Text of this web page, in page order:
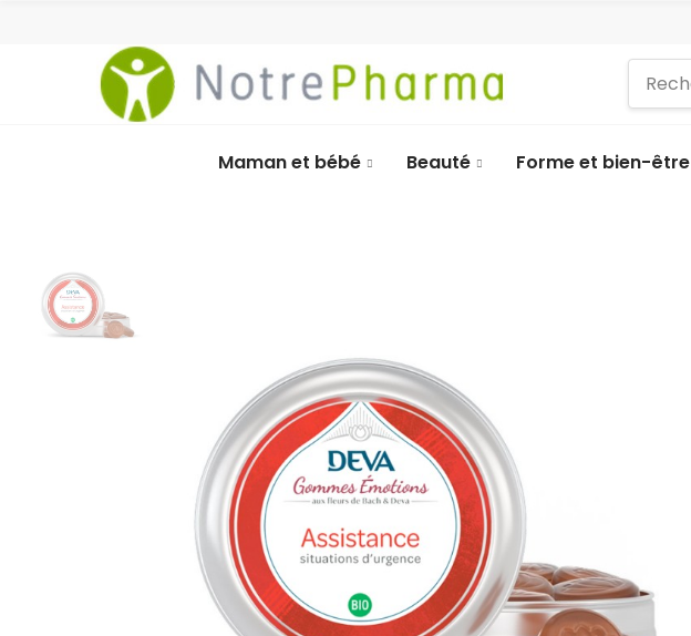
Maman et bébé Beauté Forme et bien-être